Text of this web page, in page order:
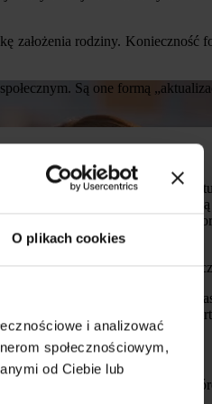
O plikach cookies
i analizować
społecznościowym,
od Ciebie lub
założenia rodziny. Konieczność
Są one formą
Są one – jak to ujmuje dr
– chrzty, komunie czy imieniny
pokoleń kobiet, mimo że za
spotkań przy stole i
przy stole, ale również
w tej formie praktyk element
czy zainteresowania,